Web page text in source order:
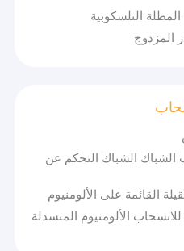
المظلة التلسكوبية
المزدوج
الشباك الشباك التحكم عن
القائمة على الألومنيوم
للانسحاب الألومنيوم المنسدلة